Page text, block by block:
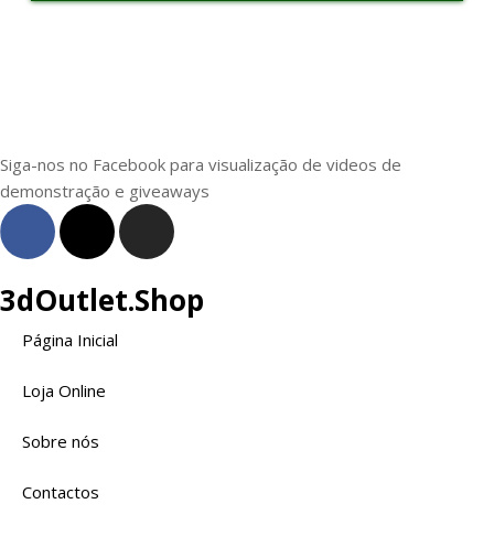
Siga-nos no Facebook para visualização de videos de
demonstração e giveaways
3dOutlet.Shop
Página Inicial
Loja Online
Sobre nós
Contactos